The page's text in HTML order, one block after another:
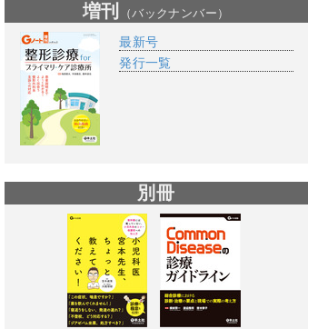
増刊 （バックナンバー）
最新号
発行一覧
別冊